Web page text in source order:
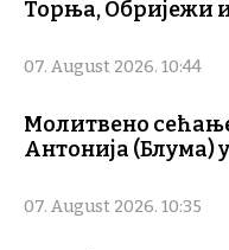
Торња, Обријежи
07. August 2026. 10:44
Молитвено
Антонија (Блума)
07. August 2026. 10:35